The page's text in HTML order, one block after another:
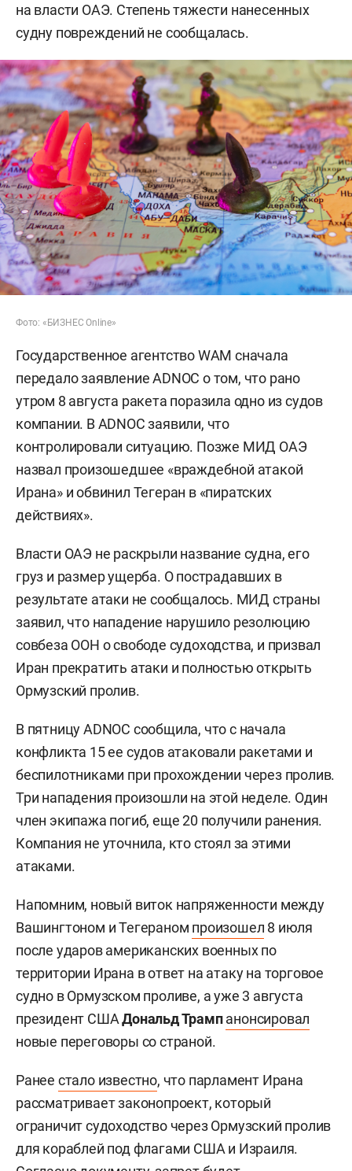
на власти ОАЭ. Степень тяжести нанесенных
судну повреждений не сообщалась.
Фото: «БИЗНЕС Online»
Государственное агентство WAM сначала
передало заявление ADNOC о том, что рано
утром 8 августа ракета поразила одно из судов
компании. В ADNOC заявили, что
контролировали ситуацию. Позже МИД ОАЭ
назвал произошедшее «враждебной атакой
Ирана» и обвинил Тегеран в «пиратских
действиях».
Власти ОАЭ не раскрыли название судна, его
груз и размер ущерба. О пострадавших в
результате атаки не сообщалось. МИД страны
заявил, что нападение нарушило резолюцию
совбеза ООН о свободе судоходства, и призвал
Иран прекратить атаки и полностью открыть
Ормузский пролив.
В пятницу ADNOC сообщила, что с начала
конфликта 15 ее судов атаковали ракетами и
беспилотниками при прохождении через пролив.
Три нападения произошли на этой неделе. Один
член экипажа погиб, еще 20 получили ранения.
Компания не уточнила, кто стоял за этими
атаками.
Напомним, новый виток напряженности между
Вашингтоном и Тегераном произошел 8 июля
после ударов американских военных по
территории Ирана в ответ на атаку на торговое
судно в Ормузском проливе, а уже 3 августа
президент СШАДональд Трамп анонсировал
новые переговоры со страной.
Ранее стало известно, что парламент Ирана
рассматривает законопроект, который
ограничит судоходство через Ормузский пролив
для кораблей под флагами США и Израиля.